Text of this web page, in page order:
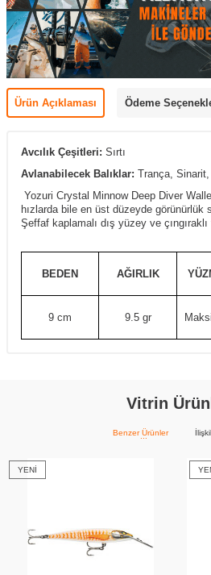
Ürün Açıklaması Ödeme
Avcılık Çeşitleri: Sırtı
Avlanabilecek Balıklar: Trança,
Yozuri Crystal Minnow Deep Diver
hızlarda bile en üst düzeyde görünürlük
Şeffaf kaplamalı dış yüzey ve
BEDEN AĞIRLIK
9 cm 9.5 gr
Vitrin
Benzer Ürünler
YENI